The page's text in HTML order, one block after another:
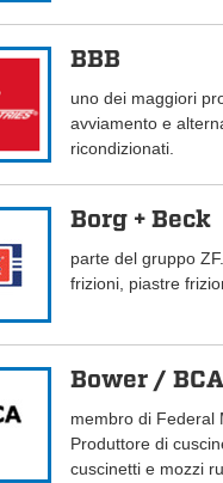
BBB
uno dei maggiori
avviamento e
ricondizionati.
Borg + Beck
parte del gruppo
frizioni, piastre
Bower / BCA
membro di Federal
Produttore di
cuscinetti e mozzi